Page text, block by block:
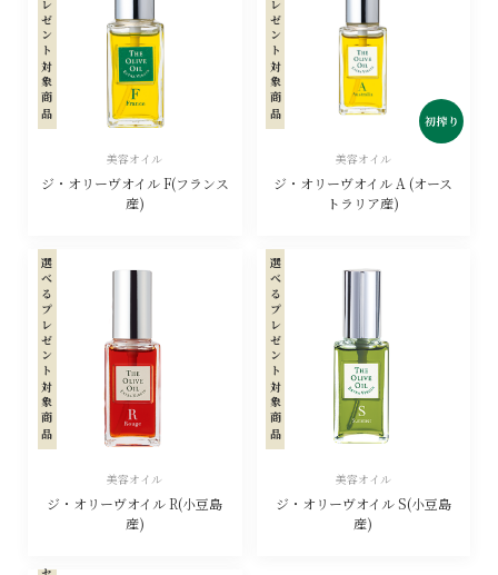
美容オイル
ジ・オリーヴオイル F(フランス
産)
美容オイル
ジ・オリーヴオイル A (オース
トラリア産)
美容オイル
ジ・オリーヴオイル R(小豆島
産)
選べるプレゼント対象商品
美容オイル
ジ・オリーヴオイル S(小豆島
産)
選べるプレゼント対象商品